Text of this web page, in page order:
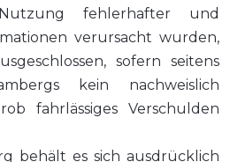
fehlerhafter und
verursacht wurden,
sofern seitens
kein nachweislich
fahrlässiges Verschulden
behält es sich ausdrücklich